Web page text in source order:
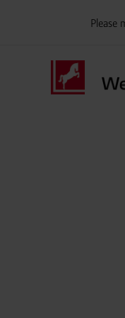
Please